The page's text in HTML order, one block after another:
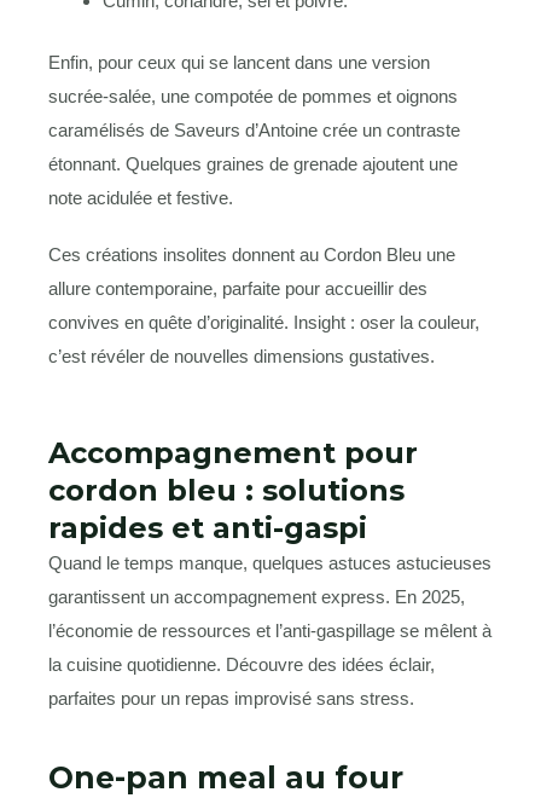
Enfin, pour ceux qui se lancent dans une version
sucrée-salée, une compotée de pommes et oignons
caramélisés de Saveurs d’Antoine crée un contraste
étonnant. Quelques graines de grenade ajoutent une
note acidulée et festive.
Ces créations insolites donnent au Cordon Bleu une
allure contemporaine, parfaite pour accueillir des
convives en quête d’originalité. Insight : oser la couleur,
c’est révéler de nouvelles dimensions gustatives.
Accompagnement pour
cordon bleu : solutions
rapides et anti-gaspi
Quand le temps manque, quelques astuces astucieuses
garantissent un accompagnement express. En 2025,
l’économie de ressources et l’anti-gaspillage se mêlent à
la cuisine quotidienne. Découvre des idées éclair,
parfaites pour un repas improvisé sans stress.
One-pan meal au four